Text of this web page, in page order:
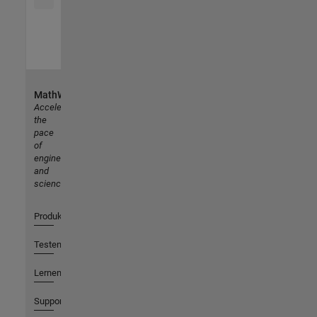
MathWorks
Accelerating
the
pace
of
engineering
and
science
Produkte
Testen oder Kaufen
Lernen
Support